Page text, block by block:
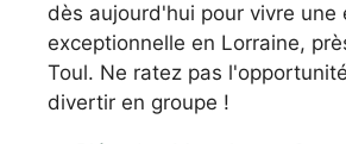
dès aujourd'hui pour vivre une
exceptionnelle en Lorraine,
Toul. Ne ratez pas
divertir en groupe !